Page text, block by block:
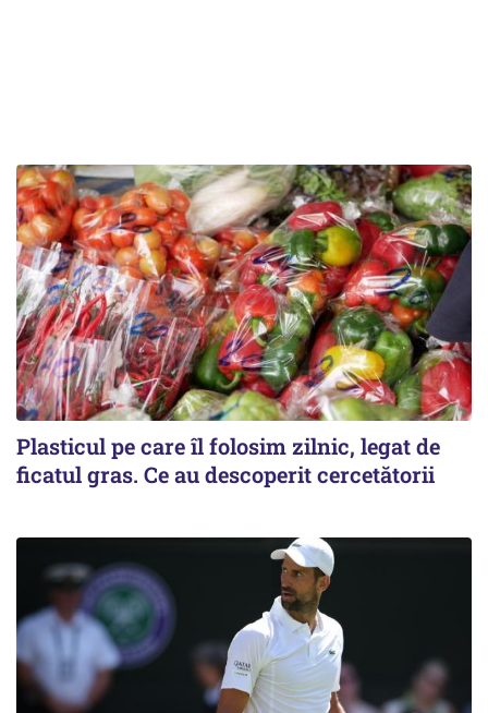
Plasticul pe care îl folosim zilnic, legat de
ficatul gras. Ce au descoperit cercetătorii